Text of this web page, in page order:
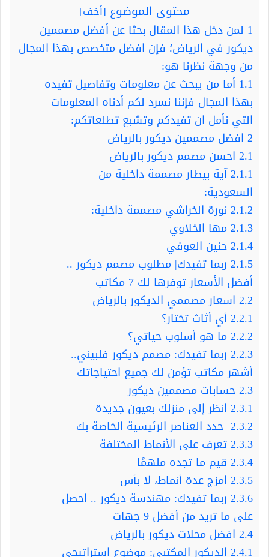
محتوى الموضوع [أخف]
1 لمن دخل هذا المقال بحثا عن أفضل مصممين
ديكور في الرياض؛ فإن افضل متخصص بهذا المجال
من وجهة نظرنا هو:
1.1 أما من يبحث عن معلومات وتفاصيل تفيده
بهذا المجال فإننا نسرد لكم أدناه المعلومات
التي نأمل ان تفيدكم وتشبع تطلعاتكم:
2 افضل مصممين ديكور بالرياض
2.1 احسن مصمم ديكور بالرياض
2.1.1آية بيطار مصممة داخلية من
السعودية:
2.1.2 نورة الخراشي مصممة داخلية:
2.1.3مها الخلاوي
2.1.4حنين العوفي
2.1.5 ربما تفيدك| مطلوب مصمم ديكور ..
أفضل الأسعار توفرها لك 7 مكاتب
2.2 اسعار مصممي الديكور بالرياض
2.2.1أي أثاث تختار؟
2.2.2ما هو أسلوب حياتي؟
2.2.3 ربما تفيدك: مصمم ديكور فلبيني..
أشهر مكاتب تؤمن لك جميع احتياجاتك
2.3حسابات مصممين ديكور
2.3.1 انظر إلى منزلك بعيون جديدة
2.3.2 حدد العناصر الرئيسية الخاصة بك
2.3.3تعرف على الأنماط المختلفة
2.3.4 قيم ما تجده ملهمًا
2.3.5 امزج عدة أنماط، لا بأس
2.3.6 ربما تفيدك: مهندسة ديكور .. احصل
على ما تريد من أفضل 9 جهات
2.4 افضل محلات ديكور بالرياض
2.4.1 الديكور المكتبي: موضوع استراتيجي